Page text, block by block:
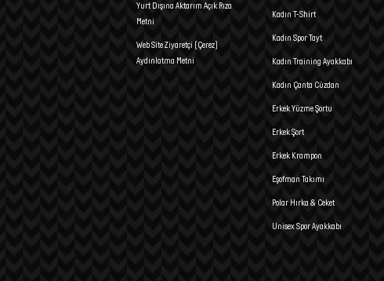
Yurt Dışına Aktarım Açık Rıza
Metni
Web Site Ziyaretçi (Çerez)
Aydınlatma Metni
Kadın T-Shirt
Kadın Spor Tayt
Kadın Training Ayakkabı
Kadın Çanta Cüzdan
Erkek Yüzme Şortu
Erkek Şort
Erkek Krampon
Eşofman Takımı
Polar Hırka & Ceket
Unisex Spor Ayakkabı